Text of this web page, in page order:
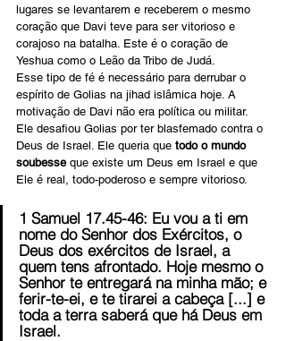
lugares se levantarem e receberem o mesmo
coração que Davi teve para ser vitorioso e
corajoso na batalha. Este é o coração de
Yeshua como o Leão da Tribo de Judá.
Esse tipo de fé é necessário para derrubar o
espírito de Golias na jihad islâmica hoje. A
motivação de Davi não era política ou militar.
Ele desafiou Golias por ter blasfemado contra o
Deus de Israel. Ele queria que todo o mundo
soubesse que existe um Deus em Israel e que
Ele é real, todo-poderoso e sempre vitorioso.
1 Samuel 17.45-46: Eu vou a ti em
nome do Senhor dos Exércitos, o
Deus dos exércitos de Israel, a
quem tens afrontado. Hoje mesmo o
Senhor te entregará na minha mão; e
ferir-te-ei, e te tirarei a cabeça [...] e
toda a terra saberá que há Deus em
Israel.